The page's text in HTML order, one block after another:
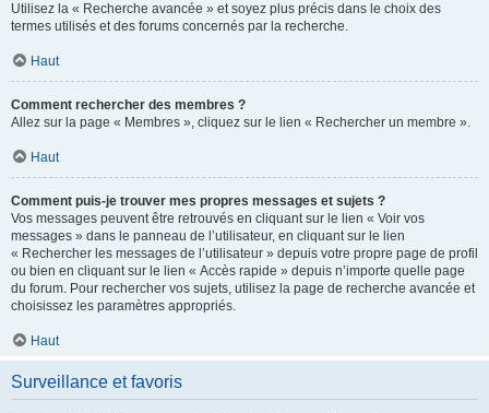
Utilisez la « Recherche avancée » et soyez plus précis dans le choix des
termes utilisés et des forums concernés par la recherche.
Haut
Comment rechercher des membres ?
Allez sur la page « Membres », cliquez sur le lien « Rechercher un membre ».
Haut
Comment puis-je trouver mes propres messages et sujets ?
Vos messages peuvent être retrouvés en cliquant sur le lien « Voir vos
messages » dans le panneau de l’utilisateur, en cliquant sur le lien
« Rechercher les messages de l’utilisateur » depuis votre propre page de profil
ou bien en cliquant sur le lien « Accès rapide » depuis n’importe quelle page
du forum. Pour rechercher vos sujets, utilisez la page de recherche avancée et
choisissez les paramètres appropriés.
Haut
Surveillance et favoris